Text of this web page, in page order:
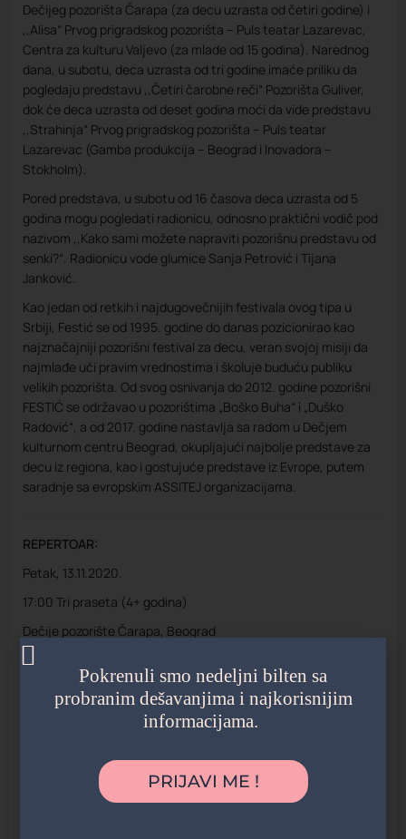
Dečijeg pozorišta Čarapa (za decu uzrasta od četiri godine) i
,,Alisa“ Prvog prigradskog pozorišta – Puls teatar Lazarevac,
Centra za kulturu Valjevo (za mlade od 15 godina). Narednog
dana, u subotu, deca uzrasta od tri godine imaće priliku da
pogledaju predstavu ,,Četiri čarobne reči“ Pozorišta Guliver,
dok će deca uzrasta od deset godina moći da vide predstavu
,,Strahinja“ Prvog prigradskog pozorišta – Puls teatar
Lazarevac (Gamba produkcija – Beograd i Inovadora –
Stokholm).
Pored predstava, u subotu od 16 časova deca uzrasta od 5
godina mogu pogledati radionicu, odnosno praktični vodič pod
nazivom ,,Kako sami možete napraviti pozorišnu predstavu od
senki?“. Radionicu vode glumice Sanja Petrović i Tijana
Janković.
Kao jedan od retkih i najdugovečnijih festivala ovog tipa u
Srbiji, Festić se od 1995. godine do danas pozicionirao kao
najznačajniji pozorišni festival za decu, veran svojoj misiji da
najmlađe uči pravim vrednostima i školuje buduću publiku
velikih pozorišta. Od svog osnivanja do 2012. godine pozorišni
FESTIĆ se održavao u pozorištima „Boško Buha“ i „Duško
Radović“, a od 2017. godine nastavlja sa radom u Dečjem
kulturnom centru Beograd, okupljajući najbolje predstave za
decu iz regiona, kao i gostujuće predstave iz Evrope, putem
saradnje sa evropskim ASSITEJ organizacijama.
REPERTOAR:
Petak, 13.11.2020.
17:00 Tri praseta (4+ godina)
Dečije pozorište Čarapa, Beograd
19:00 Alisa (15+ godina)
Prvo prigradsko pozorište – Puls teatar Lazarevac, CZK Valjeva
12:00 Četiri čarobne reči (3+ godina)
Pozorište Guliver, Beograd
Pokrenuli smo nedeljni bilten sa
probranim dešavanjima i najkorisnijim
informacijama.
PRIJAVI ME !